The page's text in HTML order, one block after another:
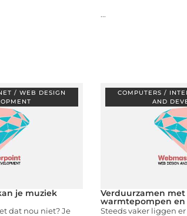
...
/ WEB DESIGN
je muziek
dat nou niet? Je
COMPUTERS /
AND
Verduurzamen
warmtepompen en
Steeds vaker liggen